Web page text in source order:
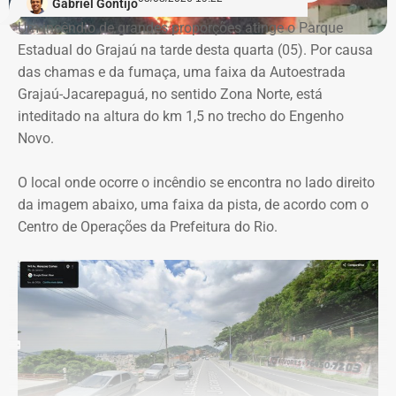
empresas concorrentes, além de falhas na elaboração do
termo de referência.
Outro ponto que chamou a atenção dos técnicos foi a
ausência de critérios objetivos para justificar a
contratação da equipe prevista. Em uma das fases do
projeto, o contrato estimava a atuação de 76
superior a R$ 28 mil. Em alguns casos, como o de
consultores especializados, os valores chegavam a quase
R$ 75 mil por profissional, sem que houvesse justificativa
Serviços pagos teriam reaproveitado
dados já existentes
O relatório também questiona a efetiva entrega dos
Gabriel Gontijo
Um incêndio de grandes proporções atinge o Parque
Estadual do Grajaú na tarde desta quarta (05). Por causa
das chamas e da fumaça, uma faixa da Autoestrada
Grajaú-Jacarepaguá, no sentido Zona Norte, está
inteditado na altura do km 1,5 no trecho do Engenho
Novo.
O local onde ocorre o incêndio se encontra no lado direito
da imagem abaixo, uma faixa da pista, de acordo com o
Centro de Operações da Prefeitura do Rio.